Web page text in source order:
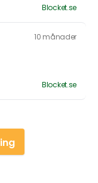
Blocket.se
10 månader
Blocket.se